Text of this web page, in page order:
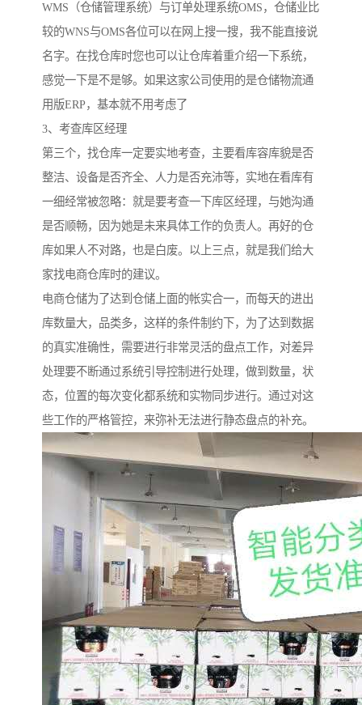
WMS（仓储管理系统）与订单处理系统OMS，仓储业比
较的WNS与OMS各位可以在网上搜一搜，我不能直接说
名字。在找仓库时您也可以让仓库着重介绍一下系统，
感觉一下是不是够。如果这家公司使用的是仓储物流通
用版ERP，基本就不用考虑了
3、考查库区经理
第三个，找仓库一定要实地考查，主要看库容库貌是否
整洁、设备是否齐全、人力是否充沛等，实地在看库有
一细经常被忽略：就是要考查一下库区经理，与她沟通
是否顺畅，因为她是未来具体工作的负责人。再好的仓
库如果人不对路，也是白废。以上三点，就是我们给大
家找电商仓库时的建议。
电商仓储为了达到仓储上面的帐实合一，而每天的进出
库数量大，品类多，这样的条件制约下，为了达到数据
的真实准确性，需要进行非常灵活的盘点工作，对差异
处理要不断通过系统引导控制进行处理，做到数量，状
态，位置的每次变化都系统和实物同步进行。通过对这
些工作的严格管控，来弥补无法进行静态盘点的补充。